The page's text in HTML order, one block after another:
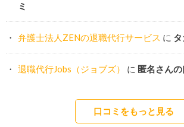
ミ
弁護士法人ZENの退職代行サービス に
退職代行Jobs（ジョブズ） に 匿名さんの
口コミをもっと見る